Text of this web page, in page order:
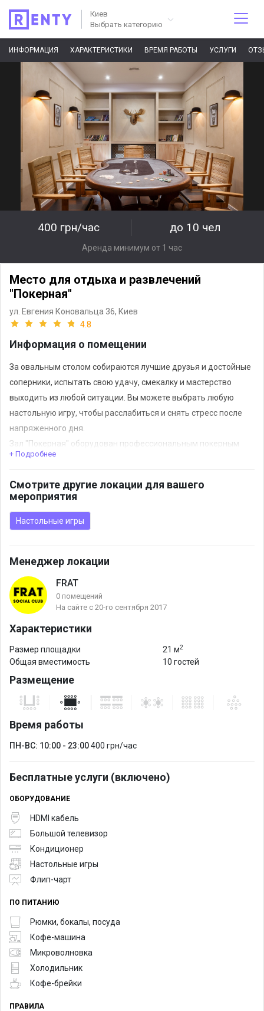
Киев
Выбрать категорию
ИНФОРМАЦИЯ ХАРАКТЕРИСТИКИ ВРЕМЯ РАБОТЫ УСЛУГИ
400 грн/час до 10 чел
Аренда минимум от 1 час
Место для отдыха и развлечений
"Покерная"
ул. Евгения Коновальца 36, Киев
4.8
Информация о помещении
За овальным столом собираются лучшие друзья и достойные
соперники, испытать свою удачу, смекалку и мастерство
выходить из любой ситуации. Вы можете выбрать любую
настольную игру, чтобы расслабиться и снять стресс после
напряженного дня.
Зал "Покерная" оборудован профессиональным покерным
столом для различных настольных игр.
+ Подробнее
Смотрите другие локации для вашего
мероприятия
Настольные игры
Менеджер локации
FRAT
0 помещений
На сайте с 20-го сентября 2017
Характеристики
Размер площадки 21 м2
Общая вместимость 10 гостей
Размещение
Время работы
ПН-ВС: 10:00 - 23:00400 грн/час
Бесплатные услуги (включено)
ОБОРУДОВАНИЕ
HDMI кабель
Большой телевизор
Кондиционер
Настольные игры
Флип-чарт
ПО ПИТАНИЮ
Рюмки, бокалы, посуда
Кофе-машина
Микроволновка
Холодильник
Кофе-брейки
ПРАВИЛА